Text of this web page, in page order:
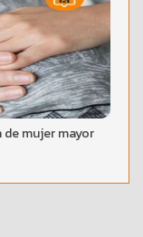
mujer mayor